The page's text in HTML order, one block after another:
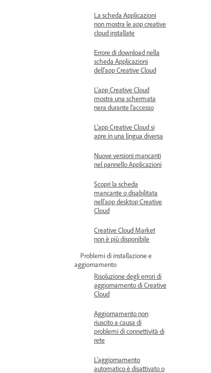
La scheda Applicazioni
non mostra le app creative
cloud installate
Errore di download nella
scheda Applicazioni
dell'app Creative Cloud
L'app Creative Cloud
mostra una schermata
nera durante l'accesso
L'app Creative Cloud si
apre in una lingua diversa
Nuove versioni mancanti
nel pannello Applicazioni
Scopri la scheda
mancante o disabilitata
nell'app desktop Creative
Cloud
Creative Cloud Market
non è più disponibile
Problemi di installazione e
aggiornamento
Risoluzione degli errori di
aggiornamento di Creative
Cloud
Aggiornamento non
riuscito a causa di
problemi di connettività di
rete
L'aggiornamento
automatico è disattivato o